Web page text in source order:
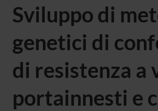
Sviluppo di
genetici di
di resistenza a
portainnesti e